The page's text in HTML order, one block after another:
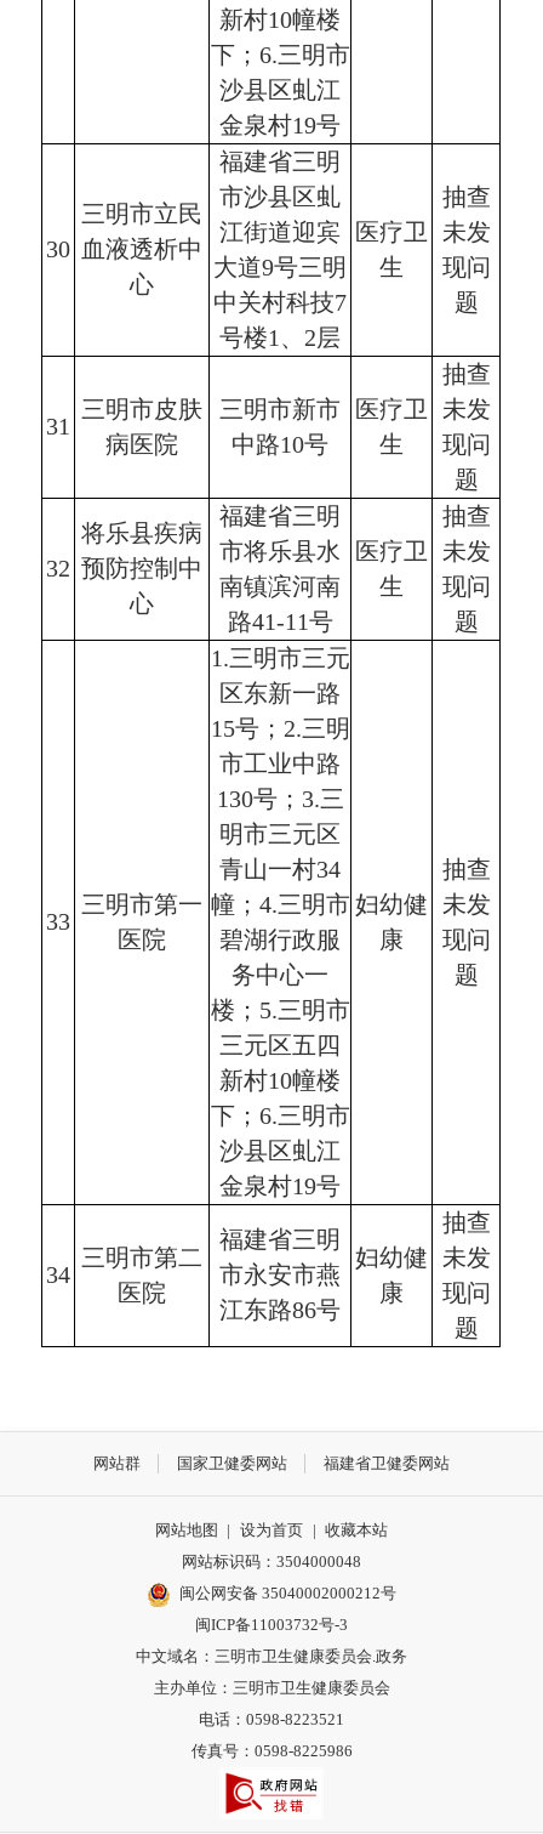
新村10幢楼
下；6.三明市
沙县区虬江
金泉村19号
30
三明市立民
血液透析中
心
福建省三明
市沙县区虬
江街道迎宾
大道9号三明
中关村科技7
号楼1、2层
医疗卫
生
抽查
未发
现问
题
31
三明市皮肤
病医院
三明市新市
中路10号
医疗卫
生
抽查
未发
现问
题
32
将乐县疾病
预防控制中
心
福建省三明
市将乐县水
南镇滨河南
路41-11号
医疗卫
生
抽查
未发
现问
题
33
三明市第一
医院
1.三明市三元
区东新一路
15号；2.三明
市工业中路
130号；3.三
明市三元区
青山一村34
幢；4.三明市
碧湖行政服
务中心一
楼；5.三明市
三元区五四
新村10幢楼
下；6.三明市
沙县区虬江
金泉村19号
妇幼健
康
抽查
未发
现问
题
34
三明市第二
医院
福建省三明
市永安市燕
江东路86号
妇幼健
康
抽查
未发
现问
题
网站群 国家卫健委网站 福建省卫健委网站
网站地图 | 设为首页 | 收藏本站
网站标识码：3504000048
闽公网安备 35040002000212号
闽ICP备11003732号-3
中文域名：三明市卫生健康委员会.政务
主办单位：三明市卫生健康委员会
电话：0598-8223521
传真号：0598-8225986